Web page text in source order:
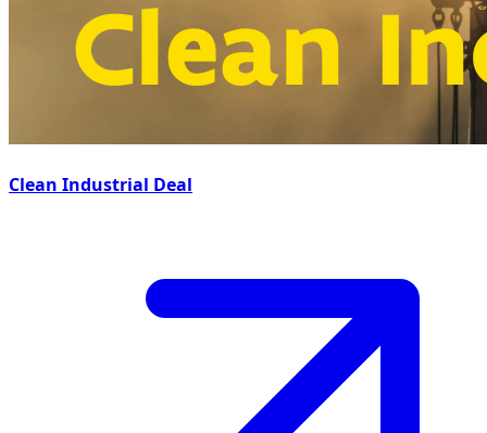
Clean Industrial Deal